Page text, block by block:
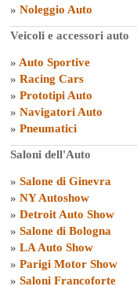
» Noleggio Auto
Veicoli e accessori auto
» Auto Sportive
» Racing Cars
» Prototipi Auto
» Navigatori Auto
» Pneumatici
Saloni dell'Auto
» Salone di Ginevra
» NY Autoshow
» Detroit Auto Show
» Salone di Bologna
» LA Auto Show
» Parigi Motor Show
» Saloni Francoforte